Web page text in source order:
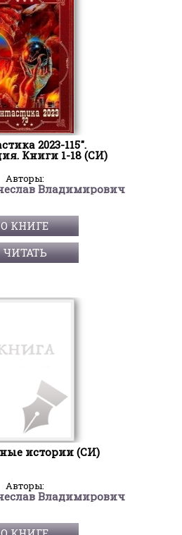
2023-115".
Книги 1-18 (СИ)
Авторы:
Владимирович
О КНИГЕ
ЧИТАТЬ
истории (СИ)
Авторы:
Владимирович